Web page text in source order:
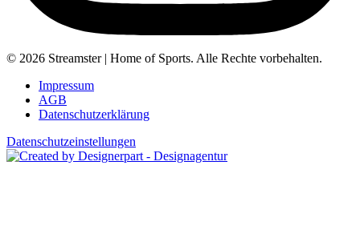
© 2026 Streamster | Home of Sports. Alle Rechte vorbehalten.
Impressum
AGB
Datenschutzerklärung
Datenschutzeinstellungen